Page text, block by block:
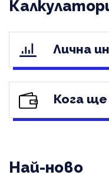
Лична
Кога
Най-ново